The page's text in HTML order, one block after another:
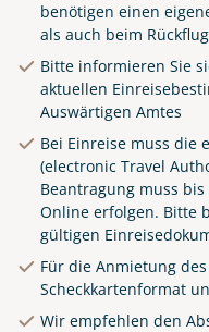
benötigen einen
als auch beim
Bitte informieren Sie
aktuellen
Auswärtigen Amtes
Bei Einreise muss die
(electronic Travel
Beantragung muss
Online erfolgen. Bitte
gültigen
Für die Anmietung
Scheckkartenformat
Wir empfehlen den